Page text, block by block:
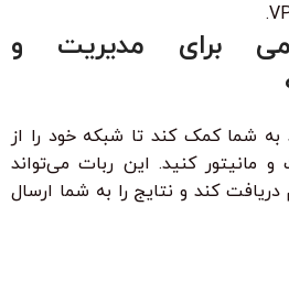
برای مدیریت و
به شما کمک کند تا شبکه خود را از
مانیتور کنید. این ربات می‌تواند
دریافت کند و نتایج را به شما ارسال